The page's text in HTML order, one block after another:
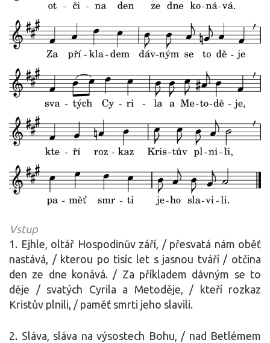
Vstup
1. Ejhle, oltář Hospodinův září, / přesvatá nám oběť
nastává, / kterou po tisíc let s jasnou tváří / otčina
den ze dne konává. / Za příkladem dávným se to
děje / svatých Cyrila a Metoděje, / kteří rozkaz
Kristův plnili, / paměť smrti jeho slavili.
2. Sláva, sláva na výsostech Bohu, / nad Betlémem